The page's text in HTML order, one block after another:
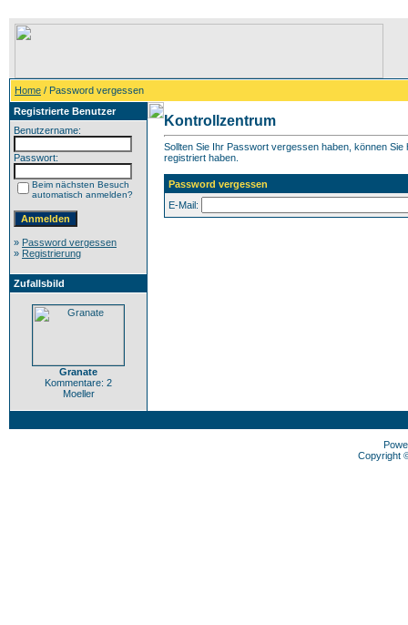
Home / Password vergessen
Registrierte Benutzer
Benutzername:
Passwort:
Beim nächsten Besuch
automatisch anmelden?
» Password vergessen
» Registrierung
Zufallsbild
Granate
Kommentare: 2
Moeller
Kontrollzentrum
Sollten Sie Ihr Passwort vergessen haben, können
registriert haben.
Password vergessen
E-Mail:
Copyright